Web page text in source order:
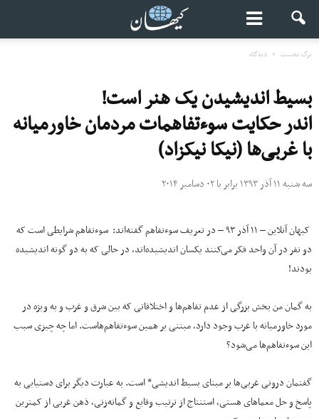
برگ نخست دیدگاه
بسیط اندیشیدن یک هنر است!
اندر حکایت سوءتفاهمات مردمان خاورمیانه
با غربی‌ها (نیکا نیکزاد)
سه شنبه ۱۱ آذر ۱۳۹۳ برابر با ۰۲ دسامبر ۲۰۱۴
کیهان آنلاین – ۱۱ آذر ۹۳ – در تعریف سوءتفاهم گفته‌اند: سوءتفاهم شرایطی است که
دو نفر در آن واحد فکر می‌کنند یکسان اندیشیده‌اند، در حالی که به دو گونه اندیشیده
بودند!
به گمان من بخش بزرگی از عدم تفاهم‌ها و اختلافاتی که بین شرق و غرب و به ویژه در
مورد خاورمیانه با غرب وجود دارد، مبتنی بر همین سوءتفاهم‌هاست. اما چه چیزی سبب
این سوءتفاهم‌ها می‌شود؟
گفتمان درونی غربی‌ها بر مبنای بسیط اندیشی* است. به عبارت دیگر برای دستیابی به
پاسخ و حل معماهای هستی، استنتاج از ترتیب وقایع و گمانه‌زنی، ذهن غربی از کمترین